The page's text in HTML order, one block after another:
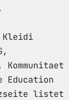
Kleidi
Kommunitaet
Education
listet